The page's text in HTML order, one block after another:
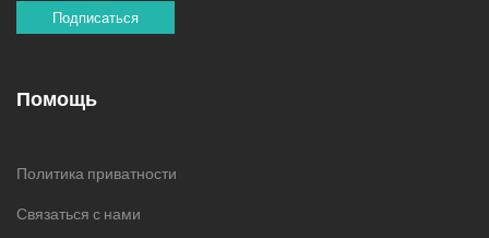
Подписаться
Помощь
Политика приватности
Связаться с нами